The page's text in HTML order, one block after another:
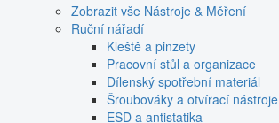
Zobrazit vše Nástroje & Měření
Ruční nářadí
Kleště a pinzety
Pracovní stůl a organizace
Dílenský spotřební materiál
Šroubováky a otvírací nástroje
ESD a antistatika